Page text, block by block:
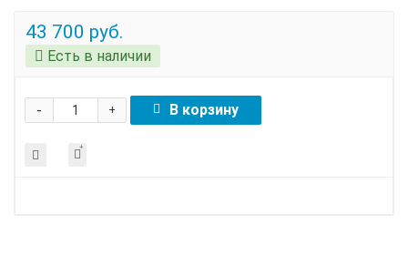
43 700 руб.
Есть в наличии
+
- В корзину